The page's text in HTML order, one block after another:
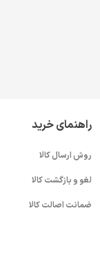
راهنمای خرید
روش ارسال کالا
لغو و بازگشت کالا
ضمانت اصالت کالا